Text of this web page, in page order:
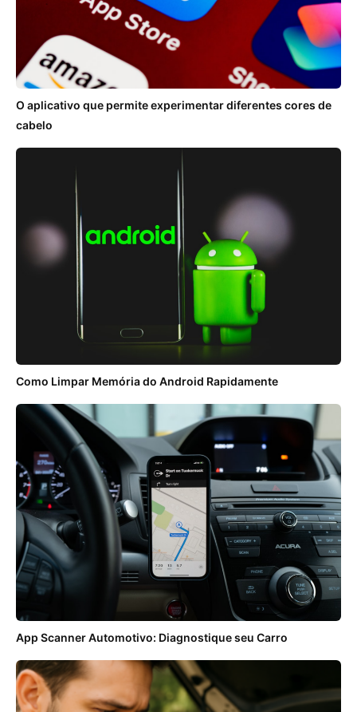
O aplicativo que permite experimentar diferentes cores de
cabelo
Como Limpar Memória do Android Rapidamente
App Scanner Automotivo: Diagnostique seu Carro